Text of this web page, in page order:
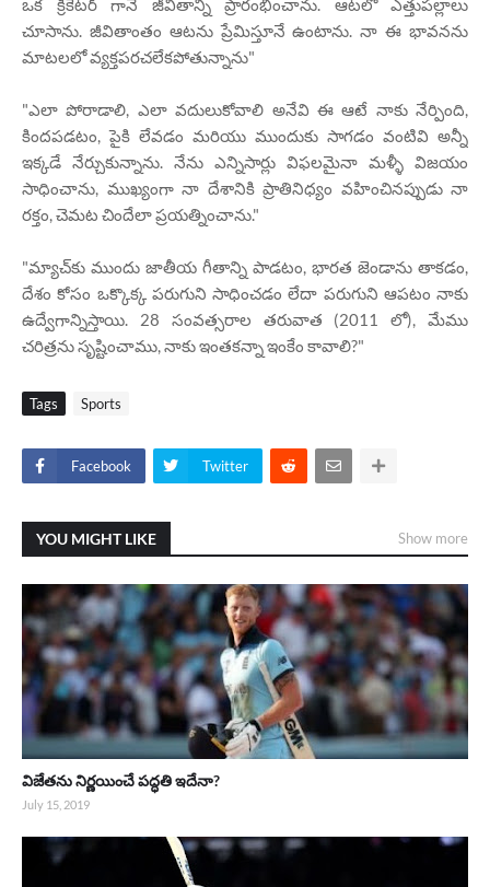
ఒక క్రికెటర్ గానే జీవితాన్ని ప్రారంభించాను. ఆటలో ఎత్తుపల్లాలు
చూసాను. జీవితాంతం ఆటను ప్రేమిస్తూనే ఉంటాను. నా ఈ భావనను
మాటలలో వ్యక్తపరచలేకపోతున్నాను"
"ఎలా పోరాడాలి, ఎలా వదులుకోవాలి అనేవి ఈ ఆటే నాకు నేర్పింది,
కిందపడటం, పైకి లేవడం మరియు ముందుకు సాగడం వంటివి అన్నీ
ఇక్కడే నేర్చుకున్నాను. నేను ఎన్నిసార్లు విఫలమైనా మళ్ళీ విజయం
సాధించాను, ముఖ్యంగా నా దేశానికి ప్రాతినిధ్యం వహించినప్పుడు నా
రక్తం, చెమట చిందేలా ప్రయత్నించాను."
"మ్యాచ్‌కు ముందు జాతీయ గీతాన్ని పాడటం, భారత జెండాను తాకడం,
దేశం కోసం ఒక్కొక్క పరుగుని సాధించడం లేదా పరుగుని ఆపటం నాకు
ఉద్వేగాన్నిస్తాయి. 28 సంవత్సరాల తరువాత (2011 లో), మేము
చరిత్రను సృష్టించాము, నాకు ఇంతకన్నా ఇంకేం కావాలి?"
Tags Sports
Facebook Twitter
YOU MIGHT LIKE Show more
విజేతను నిర్ణయించే పద్ధతి ఇదేనా?
July 15, 2019